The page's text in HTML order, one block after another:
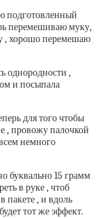
подготовленный
перемешиваю муку,
, хорошо перемешаю
однородности ,
и посыпала
для того чтобы
, провожу палочкой
немного
буквально 15 грамм
в руке , чтоб
пакете , и вдоль
тот же эффект.